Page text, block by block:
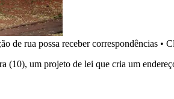
de rua possa receber correspondências •
(10), um projeto de lei que cria um